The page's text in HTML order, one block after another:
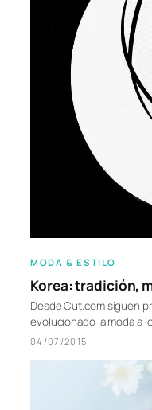
MODA & ESTILO
Korea: tradición,
Desde Cut.com siguen
evolucionado la moda a
04/07/2015